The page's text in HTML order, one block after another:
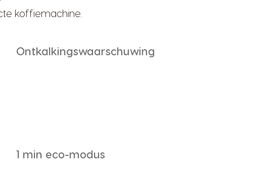
koffiemachine.
Ontkalkingswaarschuwing
1 min eco-modus